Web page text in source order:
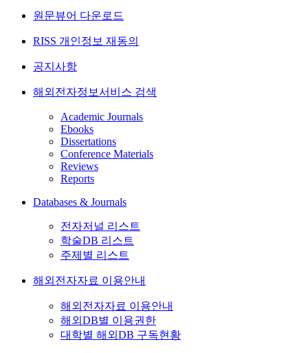
원문뷰어 다운로드
RISS 개인정보 재동의
공지사항
해외전자정보서비스 검색
Academic Journals
Ebooks
Dissertations
Conference Materials
Reviews
Reports
Databases & Journals
전자저널 리스트
학술DB 리스트
주제별 리스트
해외전자자료 이용안내
해외전자자료 이용안내
해외DB별 이용권한
대학별 해외DB 구독현황